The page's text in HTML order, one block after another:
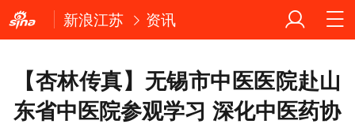
新浪江苏 资讯
【杏林传真】无锡市中医医院赴山
东省中医院参观学习 深化中医药协